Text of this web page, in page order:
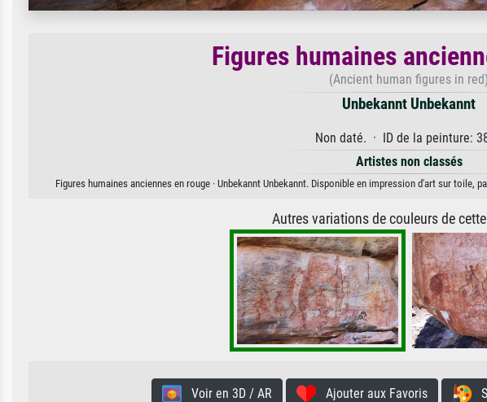
Figures humaines
(Ancient human figures in red)
Unbekannt Unbekannt
Non daté. · ID de la peinture:
Artistes non classés
Figures humaines anciennes en rouge · Unbekannt Unbekannt. Disponible en impression d'art sur toile,
Autres variations de couleurs de
Voir en 3D / AR Ajouter aux Favoris